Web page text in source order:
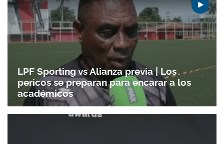
LPF Sporting vs Alianza previa | Los
pericos se preparan para encarar a los
académicos